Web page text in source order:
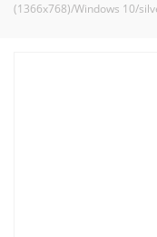
(1366x768)/Windows 10/